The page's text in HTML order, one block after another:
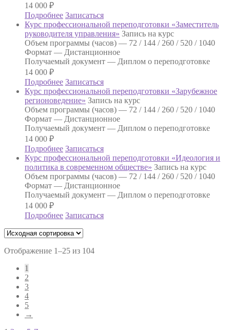
14 000 ₽
Подробнее Записаться
Курс профессиональной переподготовки «Заместитель
руководителя управления» Запись на курс
Объем программы (часов) — 72 / 144 / 260 / 520 / 1040
Формат — Дистанционное
Получаемый документ — Диплом о переподготовке
14 000 ₽
Подробнее Записаться
Курс профессиональной переподготовки «Зарубежное
регионоведение» Запись на курс
Объем программы (часов) — 72 / 144 / 260 / 520 / 1040
Формат — Дистанционное
Получаемый документ — Диплом о переподготовке
14 000 ₽
Подробнее Записаться
Курс профессиональной переподготовки «Идеология и
политика в современном обществе» Запись на курс
Объем программы (часов) — 72 / 144 / 260 / 520 / 1040
Формат — Дистанционное
Получаемый документ — Диплом о переподготовке
14 000 ₽
Подробнее Записаться
Отображение 1–25 из 104
1
2
3
4
5
→